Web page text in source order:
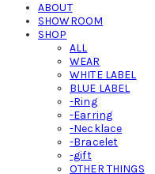
ABOUT
SHOWROOM
SHOP
ALL
WEAR
WHITE LABEL
BLUE LABEL
-Ring
-Earring
-Necklace
-Bracelet
-gift
OTHER THINGS